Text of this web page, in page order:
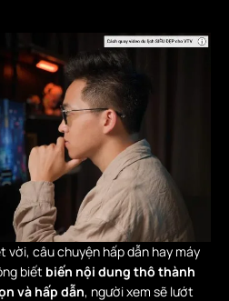
vời, câu chuyện hấp dẫn hay máy
biết biến nội dung thô thành
và hấp dẫn, người xem sẽ lướt